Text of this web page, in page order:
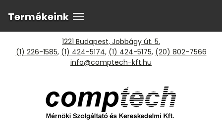
Termékeink
1221 Budapest, Jobbágy út. 5.
(1) 226-1585, (1) 424-5174, (1) 424-5175, (20) 802-7566
info@comptech-kft.hu